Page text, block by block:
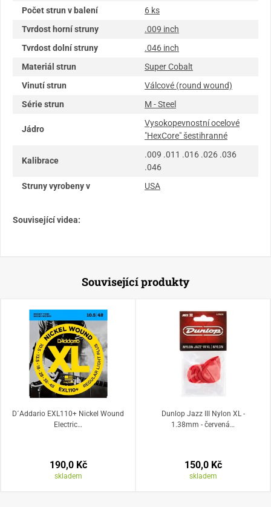
Počet strun v balení
6 ks
Tvrdost horní struny
.009 inch
Tvrdost dolní struny
.046 inch
Materiál strun
Super Cobalt
Vinutí strun
Válcové (round wound)
Série strun
M - Steel
Jádro
Vysokopevnostní ocelové
"HexCore" šestihranné
Kalibrace
.009 .011 .016 .026 .036
.046
Struny vyrobeny v
USA
Související videa:
Související produkty
D´Addario EXL110+ Nickel Wound
Electric…
190,0 Kč
skladem
Dunlop Jazz III Nylon XL -
1.38mm - červená…
150,0 Kč
skladem